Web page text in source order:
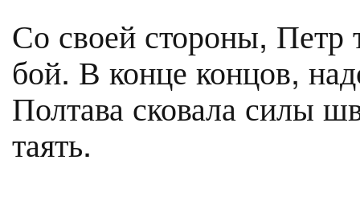
Со своей стороны, Петр
бой. В конце концов,
Полтава сковала силы
таять.